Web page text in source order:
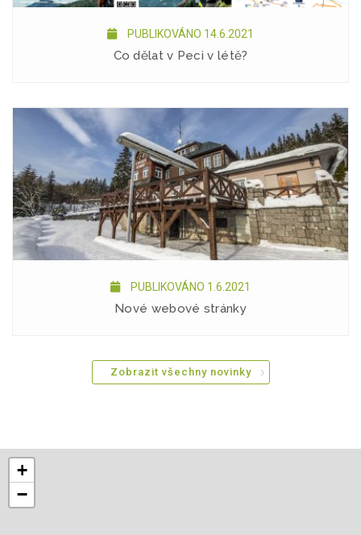
PUBLIKOVÁNO 14.6.2021
Co dělat v Peci v létě?
PUBLIKOVÁNO 1.6.2021
Nové webové stránky
Zobrazit všechny novinky
+
−